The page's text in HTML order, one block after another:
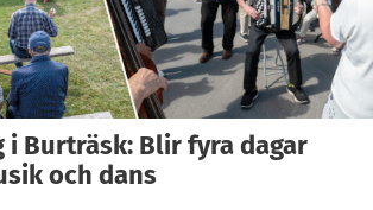
i Burträsk: Blir fyra dagar
och dans